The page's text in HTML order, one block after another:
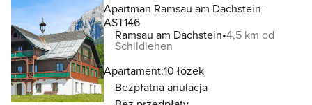
Apartman Ramsau am Dachstein -
AST146
Ramsau am Dachstein 4,5 km od
Schildlehen
Apartament:10 łóżek
Bezpłatna anulacja